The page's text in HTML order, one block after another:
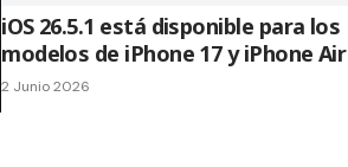
iOS 26.5.1 está disponible para los
modelos de iPhone 17 y iPhone Air
2 Junio 2026